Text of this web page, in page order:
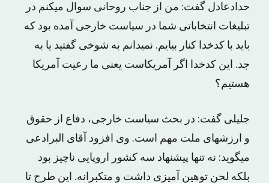
حدادعادل گفت: من از جناب روحانی سوال میکنم در
تبلیغات انتخاباتی شما در سیاست خارجی آمده بود که
باید با کدخدا کنار بیایم. نمیدانم به شوخی گفتید یا به
جد. این کدخدا اگر آمریکاست یعنی ما رعیت آمریکا
هستیم؟
جلیلی گفت: در بحث سیاست خارجی، دفاع از حقوق
و ارزشهای ملت مهم است. وی افزود آقای البرادعی
میگوید: نه تنها پیشنهاد سه کشور اروپایی ناچیز بود
بلکه لحن توهین آمیزی داشت و متکبرانه. این طرح تا